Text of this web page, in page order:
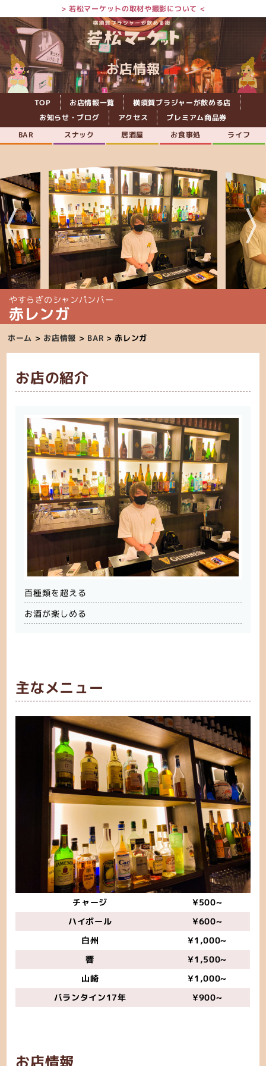
> 若松マーケットの取材や撮影について <
お店情報
TOP お店情報一覧
横須賀ブラジャーが飲める店
お知らせ・ブログ
アクセス
プレミアム商品券
BAR
スナック 居酒屋 お食事処 ライフ
やすらぎのシャンパンバー
赤レンガ
ホーム > お店情報 > BAR >赤レンガ
お店の紹介
百種類を超える
お酒が楽しめる
主なメニュー
チャージ
¥500~
ハイボール
¥600~
白州
¥1,000~
響
¥1,500~
山崎
¥1,000~
バランタイン17年
¥900~
お店情報